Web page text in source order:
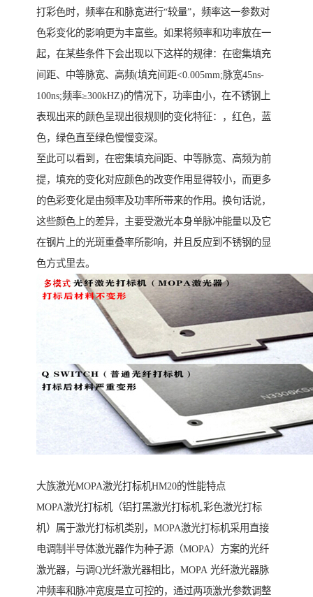
打彩色时，频率在和脉宽进行“较量”，频率这一参数对
色彩变化的影响更为丰富些。如果将频率和功率放在一
起，在某些条件下会出现以下这样的规律：在密集填充
间距、中等脉宽、高频(填充间距<0.005mm;脉宽45ns-
100ns;频率≥300kHZ)的情况下，功率由小，在不锈钢上
表现出来的颜色呈现出很规则的变化特征：，红色，蓝
色，绿色直至绿色慢慢变深。
至此可以看到，在密集填充间距、中等脉宽、高频为前
提，填充的变化对应颜色的改变作用显得较小，而更多
的色彩变化是由频率及功率所带来的作用。换句话说，
这些颜色上的差异，主要受激光本身单脉冲能量以及它
在钢片上的光斑重叠率所影响，并且反应到不锈钢的显
色方式里去。
大族激光MOPA激光打标机HM20的性能特点
MOPA激光打标机（铝打黑激光打标机,彩色激光打标
机）属于激光打标机类别，MOPA激光打标机采用直接
电调制半导体激光器作为种子源（MOPA）方案的光纤
激光器，与调Q光纤激光器相比，MOPA 光纤激光器脉
冲频率和脉冲宽度是立可控的，通过两项激光参数调整